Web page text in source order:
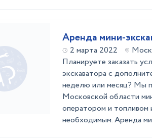
Аренда мини-
2 марта 2022
Планируете заказать
экскаватора с
неделю или месяц? Мы
Московской области
оператором и топливом
необходимым. Аренда